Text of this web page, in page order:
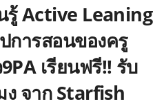
Active Leaning
การสอนของครู
เรียนฟรี!! รับ
ง จาก Starfish